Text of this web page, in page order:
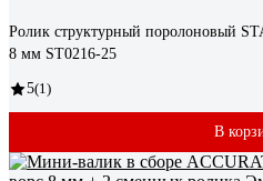
Ролик структурный поролоновый
8 мм ST0216-25
5(1)
В